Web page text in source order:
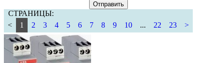
Отправить
СТРАНИЦЫ:
<
1 2 3 4 5 6 7 8 9 10 ... 22 23 >